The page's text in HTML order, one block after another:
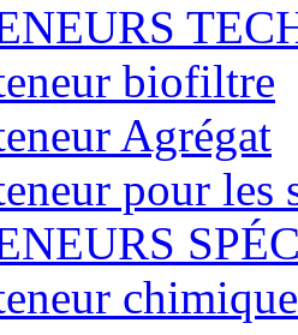
biofiltre
Agrégat
pour les
chimique